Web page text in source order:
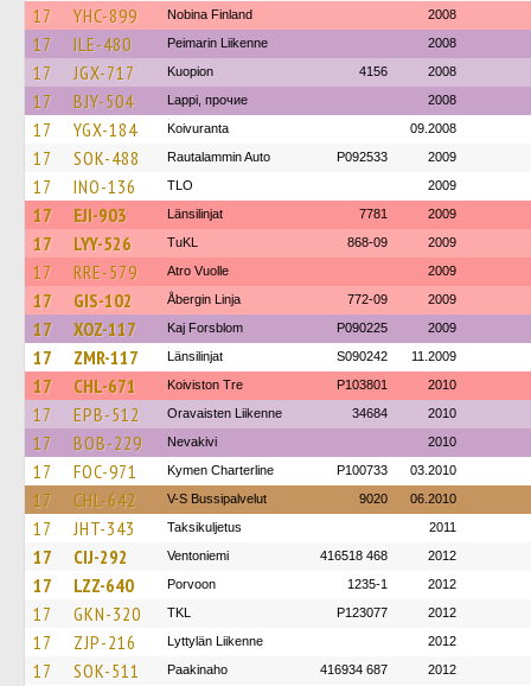
17 YHC-899 Nobina Finland 2008
17 ILE-480 Peimarin Liikenne 2008
17 JGX-717 Kuopion 4156 2008
17 BJY-504 Lappi, прочие 2008
17 YGX-184 Koivuranta 09.2008
17 SOK-488 Rautalammin Auto P092533 2009
17 INO-136 TLO 2009
17 EJI-903 Länsilinjat 7781 2009
17 LYY-526 TuKL 868-09 2009
17 RRE-579 Atro Vuolle 2009
17 GIS-102 Åbergin Linja 772-09 2009
17 XOZ-117 Kaj Forsblom P090225 2009
17 ZMR-117 Länsilinjat S090242 11.2009
17 CHL-671 Koiviston Tre P103801 2010
17 EPB-512 Oravaisten Liikenne 34684 2010
17 BOB-229 Nevakivi 2010
17 FOC-971 Kymen Charterline P100733 03.2010
17 CHL-642 V-S Bussipalvelut 9020 06.2010
17 JHT-343 Taksikuljetus 2011
17 CIJ-292 Ventoniemi 416518 468 2012
17 LZZ-640 Porvoon 1235-1 2012
17 GKN-320 TKL P123077 2012
17 ZJP-216 Lyttylän Liikenne 2012
17 SOK-511 Paakinaho 416934 687 2012